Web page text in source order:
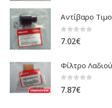
7.02€
Φίλτρο
7.87€